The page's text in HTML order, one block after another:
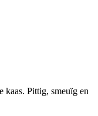
kaas. Pittig, smeuïg en